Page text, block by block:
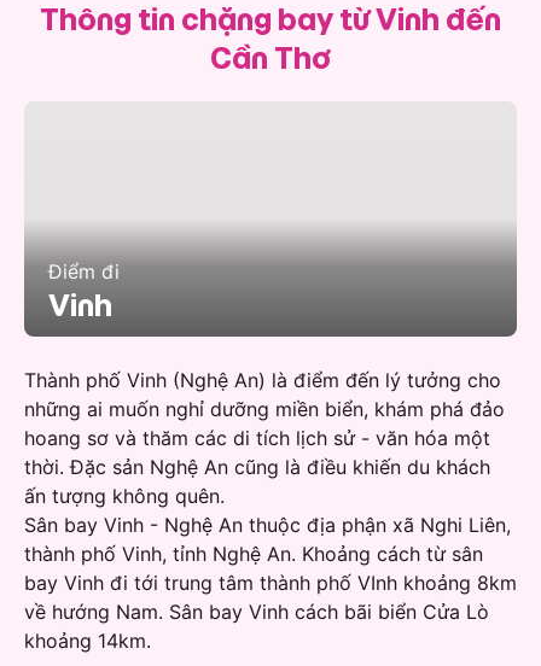
Thông tin chặng bay từ Vinh đến
Cần Thơ
Điểm đi
Vinh
Thành phố Vinh (Nghệ An) là điểm đến lý tưởng cho
những ai muốn nghỉ dưỡng miền biển, khám phá đảo
hoang sơ và thăm các di tích lịch sử - văn hóa một
thời. Đặc sản Nghệ An cũng là điều khiến du khách
ấn tượng không quên.
Sân bay Vinh - Nghệ An thuộc địa phận xã Nghi Liên,
thành phố Vinh, tỉnh Nghệ An. Khoảng cách từ sân
bay Vinh đi tới trung tâm thành phố VInh khoảng 8km
về hướng Nam. Sân bay Vinh cách bãi biển Cửa Lò
khoảng 14km.